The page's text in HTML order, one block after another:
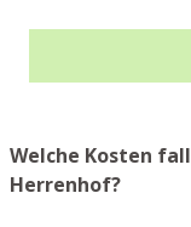
Welche Kosten
Herrenhof?